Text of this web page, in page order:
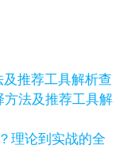
查
方法及推荐工具解